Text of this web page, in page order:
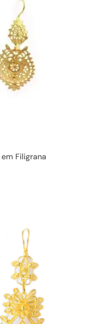
Filigrana